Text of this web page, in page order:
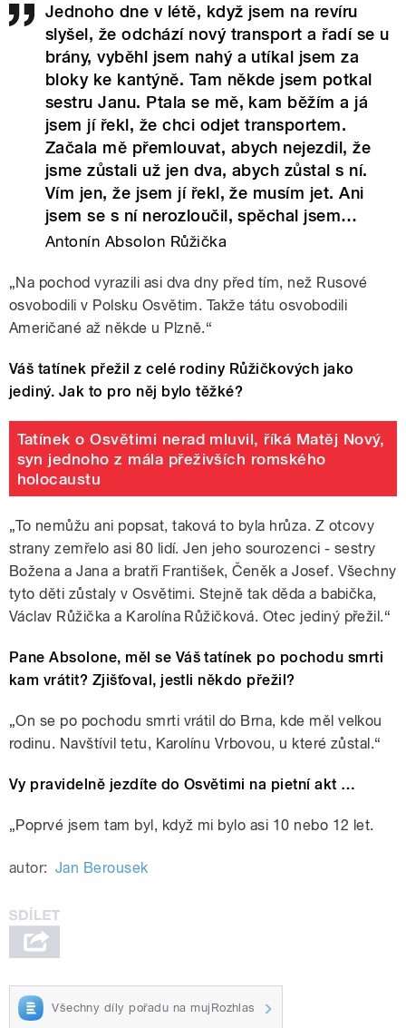
Jednoho dne v létě, když jsem na revíru
slyšel, že odchází nový transport a řadí se u
brány, vyběhl jsem nahý a utíkal jsem za
bloky ke kantýně. Tam někde jsem potkal
sestru Janu. Ptala se mě, kam běžím a já
jsem jí řekl, že chci odjet transportem.
Začala mě přemlouvat, abych nejezdil, že
jsme zůstali už jen dva, abych zůstal s ní.
Vím jen, že jsem jí řekl, že musím jet. Ani
jsem se s ní nerozloučil, spěchal jsem…
Antonín Absolon Růžička
„Na pochod vyrazili asi dva dny před tím, než Rusové
osvobodili v Polsku Osvětim. Takže tátu osvobodili
Američané až někde u Plzně.“
Váš tatínek přežil z celé rodiny Růžičkových jako
jediný. Jak to pro něj bylo těžké?
Tatínek o Osvětimi nerad mluvil, říká Matěj Nový,
syn jednoho z mála přeživších romského
holocaustu
„To nemůžu ani popsat, taková to byla hrůza. Z otcovy
strany zemřelo asi 80 lidí. Jen jeho sourozenci - sestry
Božena a Jana a bratři František, Čeněk a Josef. Všechny
tyto děti zůstaly v Osvětimi. Stejně tak děda a babička,
Václav Růžička a Karolína Růžičková. Otec jediný přežil.“
Pane Absolone, měl se Váš tatínek po pochodu smrti
kam vrátit? Zjišťoval, jestli někdo přežil?
„On se po pochodu smrti vrátil do Brna, kde měl velkou
rodinu. Navštívil tetu, Karolínu Vrbovou, u které zůstal.“
Vy pravidelně jezdíte do Osvětimi na pietní akt …
„Poprvé jsem tam byl, když mi bylo asi 10 nebo 12 let.
autor: Jan Berousek
Všechny díly pořadu na mujRozhlas